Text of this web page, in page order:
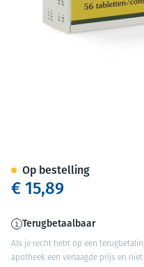
€ 15,89
Terugbetaalbaar
Als je recht hebt op een
apotheek een verlaagde prijs en
Op bestelling